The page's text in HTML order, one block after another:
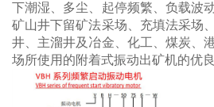
下潮湿、多尘、起停频繁、负载波
矿山井下留矿法采场、充填法采场
井、主溜井及冶金、化工、煤炭、
场所使用的附着式振动出矿机的优良
障
体
心
联
系